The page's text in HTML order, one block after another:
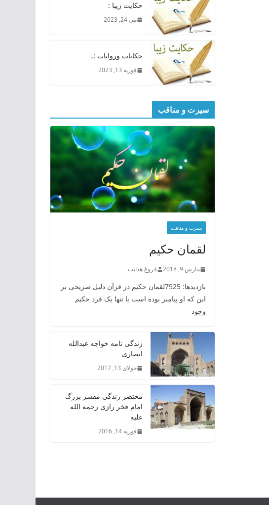
حکایت زیبا :
می 24, 2023
حکایات وروایات :ـ
فوریه 13, 2023
سیرت و مناقب
سیرت و منافب
لقمان حکیم
مارس 9, 2018 فروغ هدایت
بازدیدها: 7925لقمان حکیم در قرآن دلیل صریحی بر
این که او پیامبر بوده است یا تنها یک فرد حکیم
وجود
زندگی نامه خواجه عبدالله
انصاری
جولای 13, 2017
مختصر زندگی مفسر بزرگ
امام فخر رازی رحمة الله
علیه
فوریه 14, 2016